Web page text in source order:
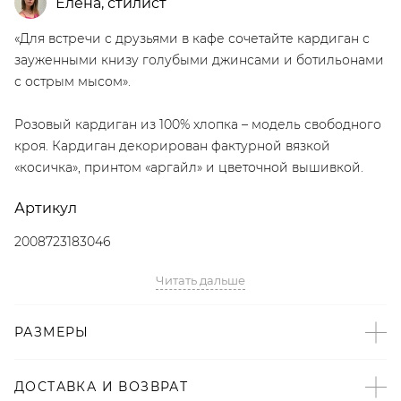
«Для встречи с друзьями в кафе сочетайте кардиган с
зауженными книзу голубыми джинсами и ботильонами
с острым мысом».
Розовый кардиган из 100% хлопка – модель свободного
кроя. Кардиган декорирован фактурной вязкой
«косичка», принтом «аргайл» и цветочной вышивкой.
Артикул
2008723183046
– В составе: 100% хлопок – натуральный,
– Розовый цвет;
Читать дальше
РАЗМЕРЫ
ДОСТАВКА И ВОЗВРАТ